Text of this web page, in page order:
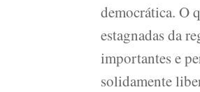
democrática. O
estagnadas da
importantes e
solidamente